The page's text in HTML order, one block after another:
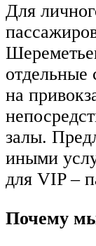
Для
отдельные
на
залы.
иными
для VIP –
Почему